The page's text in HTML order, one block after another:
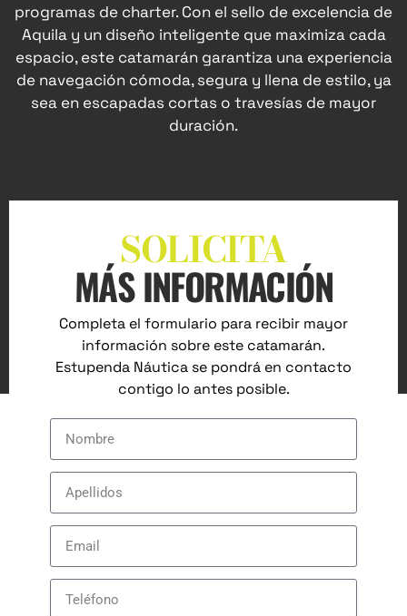
programas de charter. Con el sello de excelencia de
Aquila y un diseño inteligente que maximiza cada
espacio, este catamarán garantiza una experiencia
de navegación cómoda, segura y llena de estilo, ya
sea en escapadas cortas o travesías de mayor
duración.
SOLICITA
MÁS INFORMACIÓN
Completa el formulario para recibir mayor
información sobre este catamarán.
Estupenda Náutica se pondrá en contacto
contigo lo antes posible.